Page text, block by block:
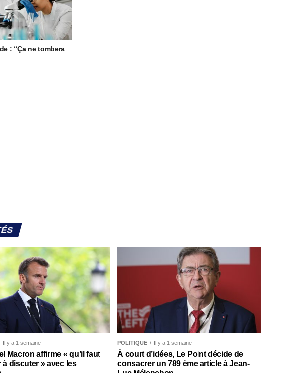
: “Ça ne tombera
Il y a 1 semaine
Macron affirme « qu’il faut
à discuter » avec les
POLITIQUE Il y a 1 semaine
À court d’idées, Le Point décide de
consacrer un 789 ème article à Jean-